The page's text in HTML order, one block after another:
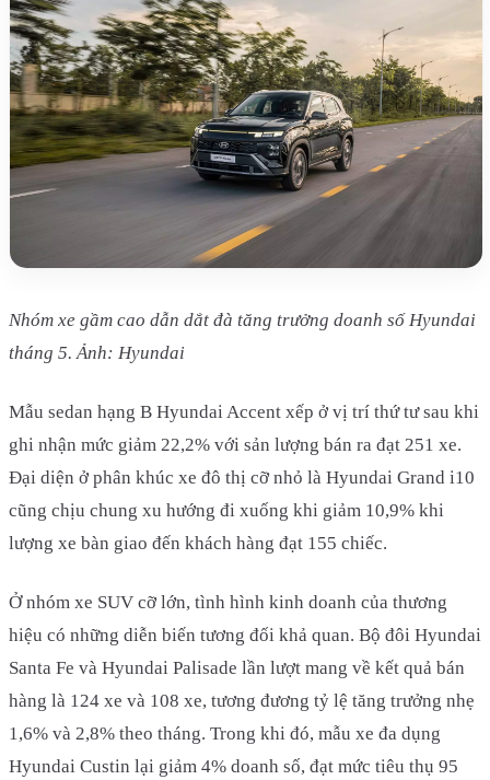
Nhóm xe gầm cao dẫn dắt đà tăng trưởng doanh số Hyundai
tháng 5. Ảnh: Hyundai
Mẫu sedan hạng B Hyundai Accent xếp ở vị trí thứ tư sau khi
ghi nhận mức giảm 22,2% với sản lượng bán ra đạt 251 xe.
Đại diện ở phân khúc xe đô thị cỡ nhỏ là Hyundai Grand i10
cũng chịu chung xu hướng đi xuống khi giảm 10,9% khi
lượng xe bàn giao đến khách hàng đạt 155 chiếc.
Ở nhóm xe SUV cỡ lớn, tình hình kinh doanh của thương
hiệu có những diễn biến tương đối khả quan. Bộ đôi Hyundai
Santa Fe và Hyundai Palisade lần lượt mang về kết quả bán
hàng là 124 xe và 108 xe, tương đương tỷ lệ tăng trưởng nhẹ
1,6% và 2,8% theo tháng. Trong khi đó, mẫu xe đa dụng
Hyundai Custin lại giảm 4% doanh số, đạt mức tiêu thụ 95